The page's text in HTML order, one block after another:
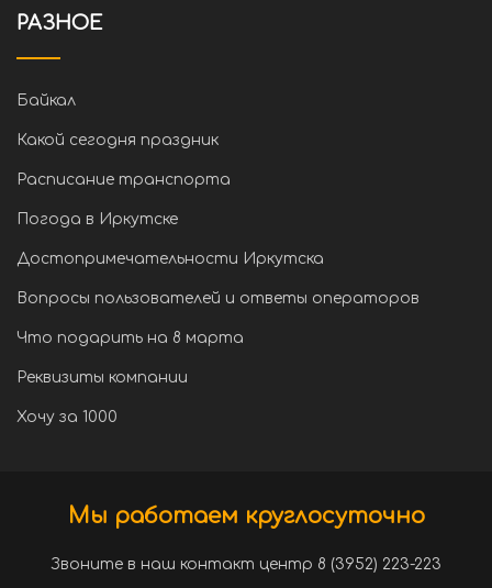
РАЗНОЕ
Байкал
Какой сегодня праздник
Расписание транспорта
Погода в Иркутске
Достопримечательности Иркутска
Вопросы пользователей и ответы операторов
Что подарить на 8 марта
Реквизиты компании
Хочу за 1000
Мы работаем круглосуточно
Звоните в наш контакт центр 8 (3952) 223-223